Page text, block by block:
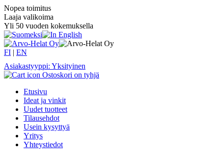
Nopea toimitus
Laaja valikoima
Yli 50 vuoden kokemuksella
FI | EN
Asiakastyyppi: Yksityinen
Ostoskori on tyhjä
Etusivu
Ideat ja vinkit
Uudet tuotteet
Tilausehdot
Usein kysyttyä
Yritys
Yhteystiedot